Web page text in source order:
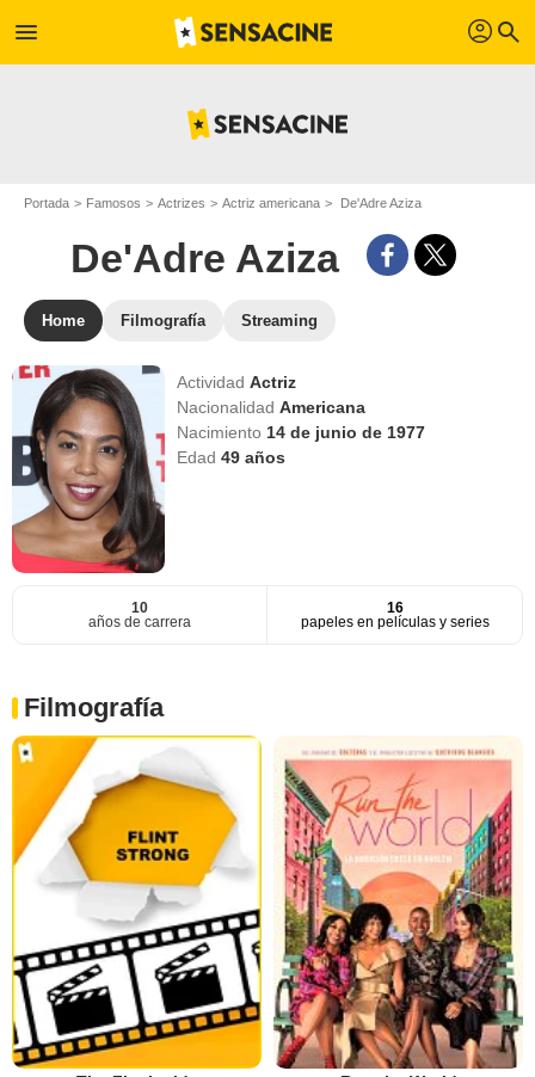
menu profil search
Portada Famosos Actrizes Actriz americana De'Adre Aziza
De'Adre Aziza
Home Filmografía Streaming
ActividadActriz
NacionalidadAmericana
Nacimiento 14 de junio de 1977
Edad49 años
10
años de carrera
16
papeles en películas y series
Filmografía